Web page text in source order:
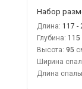
Набор
Длина: 117 -
Глубина: 115
Высота: 95
Ширина
Длина